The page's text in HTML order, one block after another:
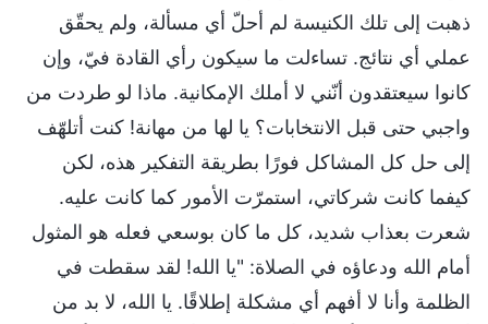
ذهبت إلى تلك الكنيسة لم أحلّ أي مسألة، ولم يحقّق
عملي أي نتائج. تساءلت ما سيكون رأي القادة فيّ، وإن
كانوا سيعتقدون أنّني لا أملك الإمكانية. ماذا لو طردت من
واجبي حتى قبل الانتخابات؟ يا لها من مهانة! كنت أتلهّف
إلى حل كل المشاكل فورًا بطريقة التفكير هذه، لكن
كيفما كانت شركاتي، استمرّت الأمور كما كانت عليه.
شعرت بعذاب شديد، كل ما كان بوسعي فعله هو المثول
أمام الله ودعاؤه في الصلاة: "يا الله! لقد سقطت في
الظلمة وأنا لا أفهم أي مشكلة إطلاقًا. يا الله، لا بد من